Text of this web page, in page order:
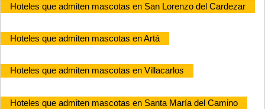
Hoteles que admiten mascotas en San Lorenzo del Cardezar
Hoteles que admiten mascotas en Artá
Hoteles que admiten mascotas en Villacarlos
Hoteles que admiten mascotas en Santa María del Camino